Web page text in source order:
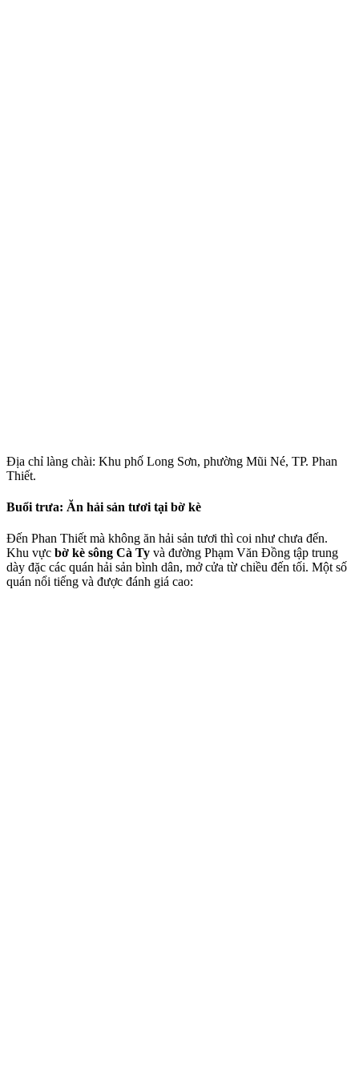
Địa chỉ làng chài: Khu phố Long Sơn, phường Mũi Né, TP. Phan
Thiết.
Buổi trưa: Ăn hải sản tươi tại bờ kè
Đến Phan Thiết mà không ăn hải sản tươi thì coi như chưa đến.
Khu vực bờ kè sông Cà Ty và đường Phạm Văn Đồng tập trung
dày đặc các quán hải sản bình dân, mở cửa từ chiều đến tối. Một số
quán nổi tiếng và được đánh giá cao: